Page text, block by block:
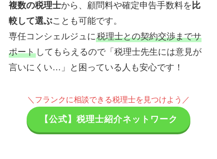
複数の税理士から、顧問料や確定申告手数料を 比
較して選ぶことも可能です。
専任コンシェルジュに税理士との契約交渉までサ
ポートしてもらえるので「税理士先生には意見が
言いにくい…」と困っている人も安心です！
＼フランクに相談できる税理士を見つけよう／
【公式】税理士紹介ネットワーク